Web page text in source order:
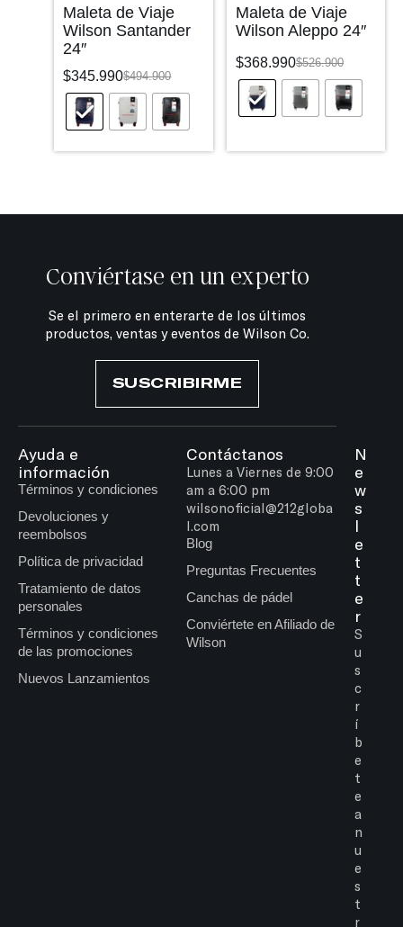
Maleta de Viaje
Wilson Santander
24″
$494.900
$345.990
Maleta de Viaje
Wilson Aleppo 24″
$526.900
$368.990
Conviértase en un experto
Se el primero en enterarte de los últimos
productos, ventas y eventos de Wilson Co.
SUSCRIBIRME
Ayuda e
información
Términos y condiciones
Devoluciones y
reembolsos
Política de privacidad
Tratamiento de datos
personales
Términos y condiciones
de las promociones
Nuevos Lanzamientos
Contáctanos
Lunes a Viernes de 9:00
am a 6:00 pm
wilsonoficial@212globa
l.com
Blog
Preguntas Frecuentes
Canchas de pádel
Conviértete en Afiliado de
Wilson
N
e
w
s
l
e
t
t
e
r
S
u
s
c
r
í
b
e
t
e
a
n
u
e
s
t
r